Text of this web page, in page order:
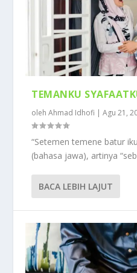
TEMANKU
olehAhmad Idhofi |Agu 21,
“Setemen temene batur
(bahasa jawa), artinya
BACA LEBIH LAJUT